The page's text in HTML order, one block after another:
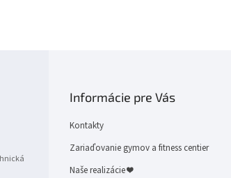
Informácie pre Vás
Kontakty
Zariaďovanie gymov a fitness centier
Naše realizácie ❤